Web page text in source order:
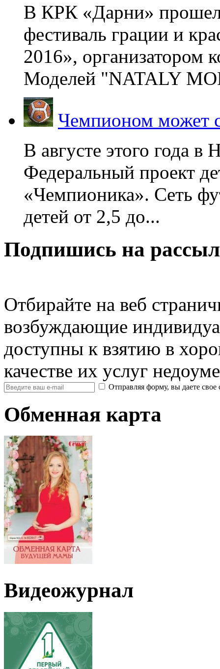
В КРК «Дарни»
фестиваль грации и
2016», организатором
Моделей "NATALY
Чемпионом может
В августе этого года
Федеральный проект
«Чемпионика». Сеть
детей от 2,5 до...
Подпишись на
Отбирайте на веб
возбуждающие
доступны к взятию в
качестве их услуг
Отправляя форму, вы даете
Обменная карта
Видеожурнал